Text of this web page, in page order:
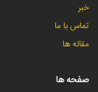
خبر
تماس با ما
مقاله ها
صفحه ها